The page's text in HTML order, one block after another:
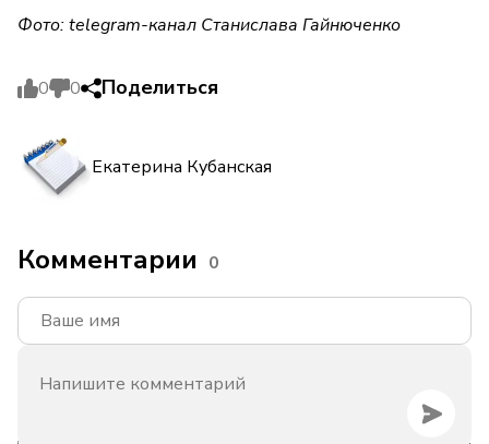
Фото: telegram-канал Станислава Гайнюченко
0 0 Поделиться
Екатерина Кубанская
Комментарии 0